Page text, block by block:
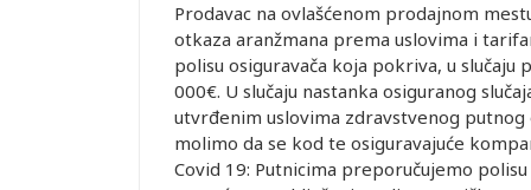
Prodavac na ovlašćenom prodajnom
otkaza aranžmana prema uslovima i
polisu osiguravača koja pokriva, u
000€. U slučaju nastanka osiguranog
utvrđenim uslovima zdravstvenog
molimo da se kod te osiguravajuće
Covid 19: Putnicima preporučujemo